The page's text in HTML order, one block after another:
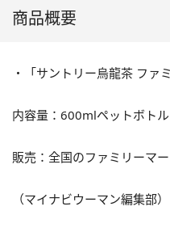
商品概要
・「サントリー烏龍茶 ファ
内容量：600mlペットボトル
販売：全国のファミリーマ
（マイナビウーマン編集部）